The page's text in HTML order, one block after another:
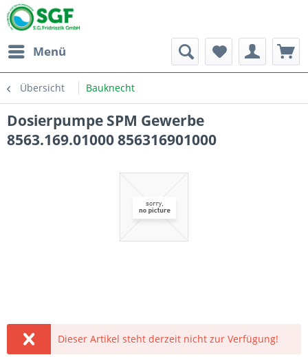
Menü
Übersicht Bauknecht
Dosierpumpe SPM Gewerbe
8563.169.01000 856316901000
Dieser Artikel steht derzeit nicht zur Verfügung!